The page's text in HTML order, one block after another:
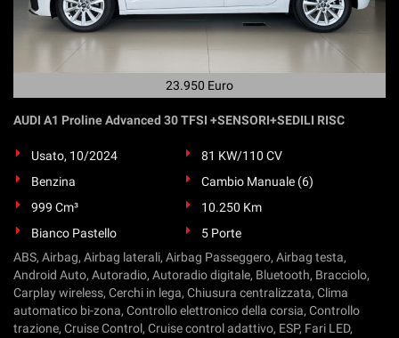
23.950 Euro
AUDI A1 Proline Advanced 30 TFSI +SENSORI+SEDILI RISC
Usato, 10/2024
81 KW/110 CV
Benzina
Cambio Manuale (6)
999 Cm³
10.250 Km
Bianco Pastello
5 Porte
ABS, Airbag, Airbag laterali, Airbag Passeggero, Airbag testa,
Android Auto, Autoradio, Autoradio digitale, Bluetooth, Bracciolo,
Carplay wireless, Cerchi in lega, Chiusura centralizzata, Clima
automatico bi-zona, Controllo elettronico della corsia, Controllo
trazione, Cruise Control, Cruise control adattivo, ESP, Fari LED,